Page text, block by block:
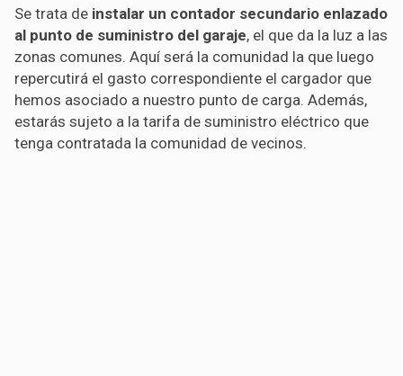
Se trata de instalar un contador secundario enlazado
al punto de suministro del garaje, el que da la luz a las
zonas comunes. Aquí será la comunidad la que luego
repercutirá el gasto correspondiente el cargador que
hemos asociado a nuestro punto de carga. Además,
estarás sujeto a la tarifa de suministro eléctrico que
tenga contratada la comunidad de vecinos.